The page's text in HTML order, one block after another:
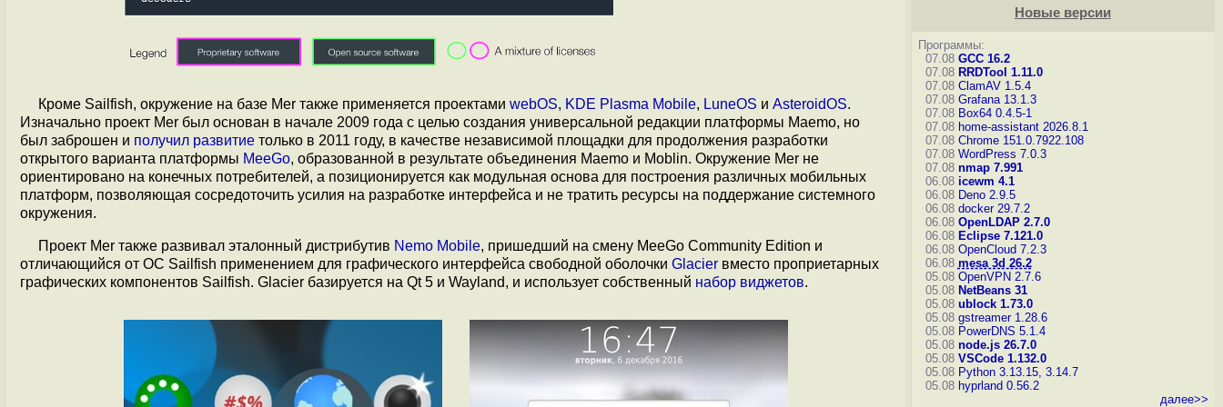
Кроме Sailfish, окружение на базе Mer также применяется проектами webOS, KDE Plasma Mobile, LuneOS и AsteroidOS.
Изначально проект Mer был основан в начале 2009 года с целью создания универсальной редакции платформы Maemo, но
был заброшен и получил развитие только в 2011 году, в качестве независимой площадки для продолжения разработки
открытого варианта платформы MeeGo, образованной в результате объединения Maemo и Moblin. Окружение Mer не
ориентировано на конечных потребителей, а позиционируется как модульная основа для построения различных мобильных
платформ, позволяющая сосредоточить усилия на разработке интерфейса и не тратить ресурсы на поддержание системного
окружения.
Проект Mer также развивал эталонный дистрибутив Nemo Mobile, пришедший на смену MeeGo Community Edition и
отличающийся от ОС Sailfish применением для графического интерфейса свободной оболочки Glacier вместо проприетарных
графических компонентов Sailfish. Glacier базируется на Qt 5 и Wayland, и использует собственный набор виджетов.
Новые версии
Программы:
07.08 GCC 16.2
07.08 RRDTool 1.11.0
07.08 ClamAV 1.5.4
07.08 Grafana 13.1.3
07.08 Box64 0.4.5-1
07.08 home-assistant 2026.8.1
07.08 Chrome 151.0.7922.108
07.08 WordPress 7.0.3
07.08 nmap 7.991
06.08 icewm 4.1
06.08 Deno 2.9.5
06.08 docker 29.7.2
06.08 OpenLDAP 2.7.0
06.08 Eclipse 7.121.0
06.08 OpenCloud 7.2.3
06.08 mesa 3d 26.2
05.08 OpenVPN 2.7.6
05.08 NetBeans 31
05.08 ublock 1.73.0
05.08 gstreamer 1.28.6
05.08 PowerDNS 5.1.4
05.08 node.js 26.7.0
05.08 VSCode 1.132.0
05.08 Python 3.13.15, 3.14.7
05.08 hyprland 0.56.2
далее>>